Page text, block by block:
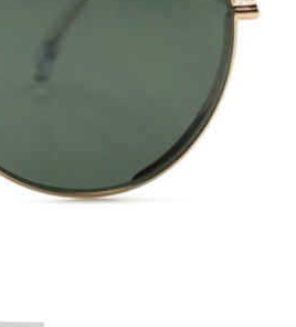
Dĺžka stranice